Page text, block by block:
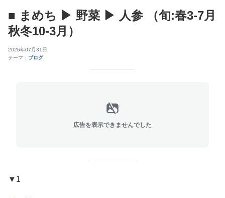
■ まめち ▶ 野菜 ▶ 人参 （旬:春3-7月
秋冬10-3月）
2026年07月31日
テーマ： ブログ
広告を表示できませんでした
▼1